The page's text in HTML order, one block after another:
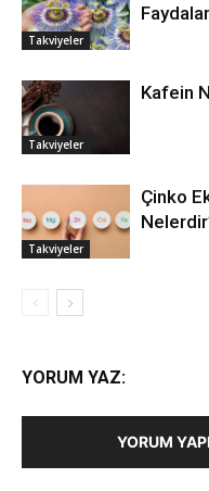
Takviyeler
Takviyeler
Kafein
Takviyeler
Çinko
YORUM YAZ:
YORUM